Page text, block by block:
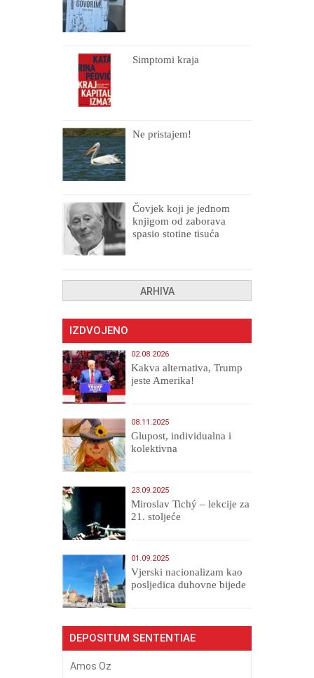
Simptomi kraja
Ne pristajem!
Čovjek koji je jednom
knjigom od zaborava
spasio stotine tisuća
ARHIVA
IZDVOJENO
02.08.2026
Kakva alternativa, Trump
jeste Amerika!
08.11.2025
Glupost, individualna i
kolektivna
23.09.2025
Miroslav Tichý – lekcije za
21. stoljeće
01.09.2025
​Vjerski nacionalizam kao
posljedica duhovne bijede
DEPOSITUM SENTENTIAE
Amos Oz